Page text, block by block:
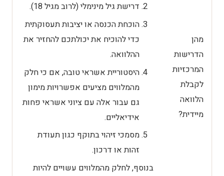
מהן
הדרישות
המרכזיות
לקבלת
הלוואה
מיידית?
דרישת גיל מינימלי (לרוב מגיל 18).
הוכחת הכנסה או יציבות תעסוקתית
כדי להוכיח את יכולתכם להחזיר את
ההלוואה.
היסטוריית אשראי טובה, אם כי חלק
מהמלווים מציעים אפשרויות מימון
גם עבור אלה עם ציוני אשראי פחות
אידיאליים.
מסמכי זיהוי בתוקף כגון תעודת
זהות או דרכון.
בנוסף, לחלק מהמלווים עשויים להיות